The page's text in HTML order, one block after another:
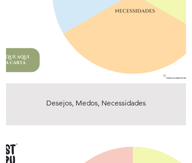
Desejos, Medos, Necessidades